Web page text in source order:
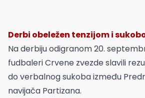
Derbi obeležen tenzijom i
Na derbiju odigranom 20.
fudbaleri Crvene zvezde slavili
do verbalnog sukoba između
navijača Partizana.